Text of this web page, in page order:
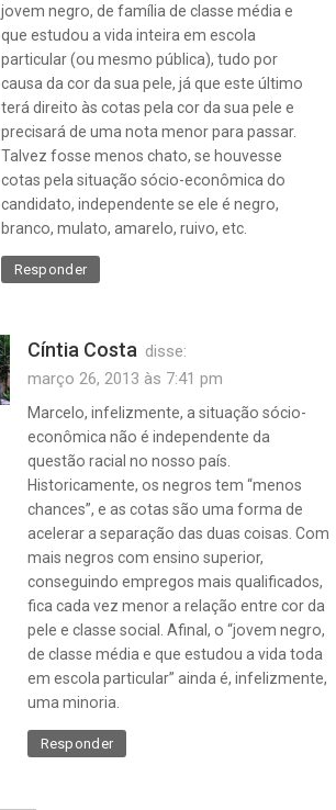
jovem negro, de família de classe média e
que estudou a vida inteira em escola
particular (ou mesmo pública), tudo por
causa da cor da sua pele, já que este último
terá direito às cotas pela cor da sua pele e
precisará de uma nota menor para passar.
Talvez fosse menos chato, se houvesse
cotas pela situação sócio-econômica do
candidato, independente se ele é negro,
branco, mulato, amarelo, ruivo, etc.
Responder
Cíntia Costa disse:
março 26, 2013 às 7:41 pm
Marcelo, infelizmente, a situação sócio-
econômica não é independente da
questão racial no nosso país.
Historicamente, os negros tem “menos
chances”, e as cotas são uma forma de
acelerar a separação das duas coisas. Com
mais negros com ensino superior,
conseguindo empregos mais qualificados,
fica cada vez menor a relação entre cor da
pele e classe social. Afinal, o “jovem negro,
de classe média e que estudou a vida toda
em escola particular” ainda é, infelizmente,
uma minoria.
Responder